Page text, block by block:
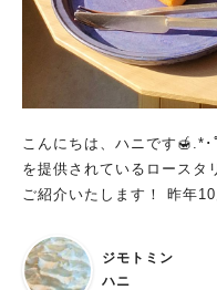
こんにちは、ハニです🍯.*
を提供されているロース
ご紹介いたします！ 昨年
店のオープンの時間はな
にもぴったりです！ 天井が高く、開放感溢れる広々とした店内
ジモトミン
ハニ